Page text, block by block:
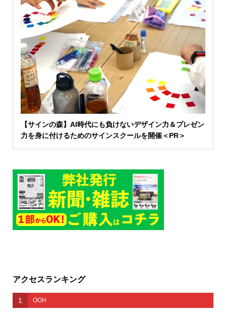
【サインの森】AI時代にも負けないデザイン力＆プレゼン
力を身に付けるためのサインスクールを開催＜PR＞
アクセスランキング
1 OOH